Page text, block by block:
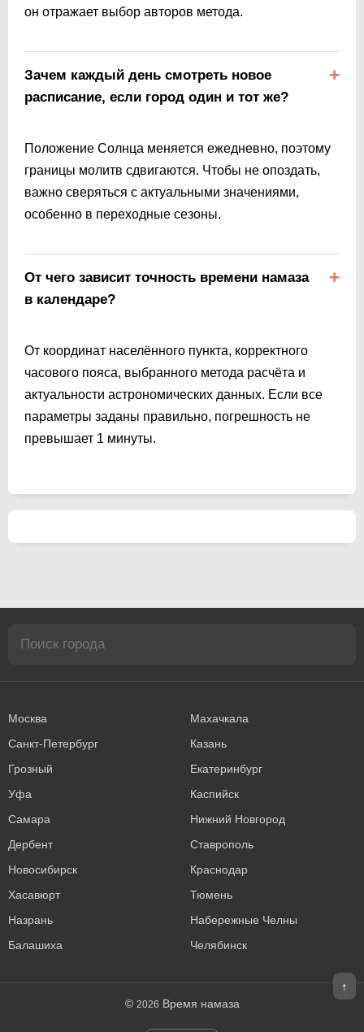
он отражает выбор авторов метода.
Зачем каждый день смотреть новое
расписание, если город один и тот же?
Положение Солнца меняется ежедневно, поэтому
границы молитв сдвигаются. Чтобы не опоздать,
важно сверяться с актуальными значениями,
особенно в переходные сезоны.
От чего зависит точность времени намаза
в календаре?
От координат населённого пункта, корректного
часового пояса, выбранного метода расчёта и
актуальности астрономических данных. Если все
параметры заданы правильно, погрешность не
превышает 1 минуты.
Москва
Махачкала
Санкт-Петербург
Казань
Грозный
Екатеринбург
Уфа
Каспийск
Самара
Нижний Новгород
Дербент
Ставрополь
Новосибирск
Краснодар
Хасавюрт
Тюмень
Назрань
Набережные Челны
Балашиха
Челябинск
© 2026 Время намаза
↑